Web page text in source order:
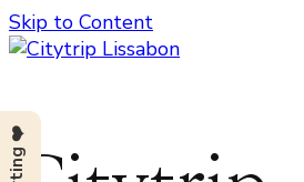
Skip to Content